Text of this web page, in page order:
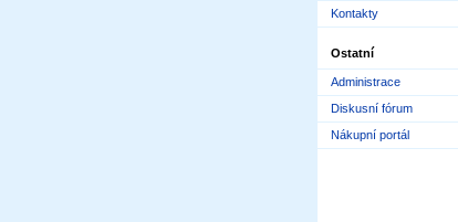
Kontakty
Ostatní
Administrace
Diskusní fórum
Nákupní portál